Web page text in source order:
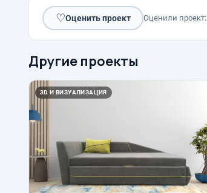
♡Оценить проект Оценили проект:
Другие проекты
3D И ВИЗУАЛИЗАЦИЯ